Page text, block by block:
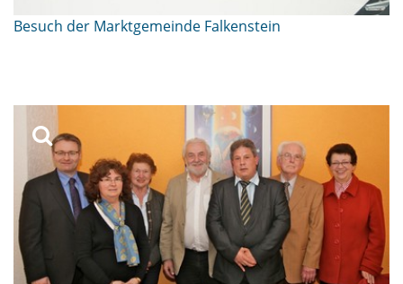
Besuch der Marktgemeinde Falkenstein